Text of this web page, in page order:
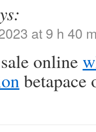
at 9 h 40
online
betapace